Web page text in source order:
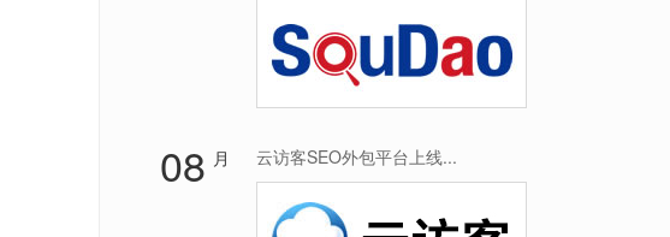
08 月 云访客SEO外包平台上线...